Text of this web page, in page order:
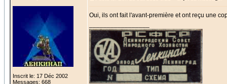
Inscrit le: 17 Déc 2002
Messages: 668
Oui, ils ont fait l'avant-première et ont reçu une